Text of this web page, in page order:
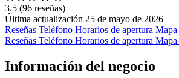
3.5 (96 reseñas)
Última actualización 25 de mayo de 2026
Reseñas Teléfono Horarios de apertura Mapa
Reseñas Teléfono Horarios de apertura Mapa
Información del negocio